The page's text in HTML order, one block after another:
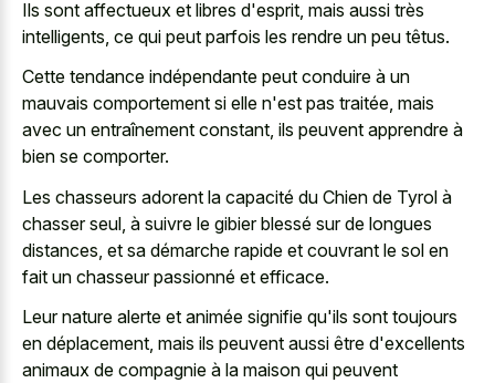
Ils sont affectueux et libres d'esprit, mais aussi très
intelligents, ce qui peut parfois les rendre un peu têtus.
Cette tendance indépendante peut conduire à un
mauvais comportement si elle n'est pas traitée, mais
avec un entraînement constant, ils peuvent apprendre à
bien se comporter.
Les chasseurs adorent la capacité du Chien de Tyrol à
chasser seul, à suivre le gibier blessé sur de longues
distances, et sa démarche rapide et couvrant le sol en
fait un chasseur passionné et efficace.
Leur nature alerte et animée signifie qu'ils sont toujours
en déplacement, mais ils peuvent aussi être d'excellents
animaux de compagnie à la maison qui peuvent